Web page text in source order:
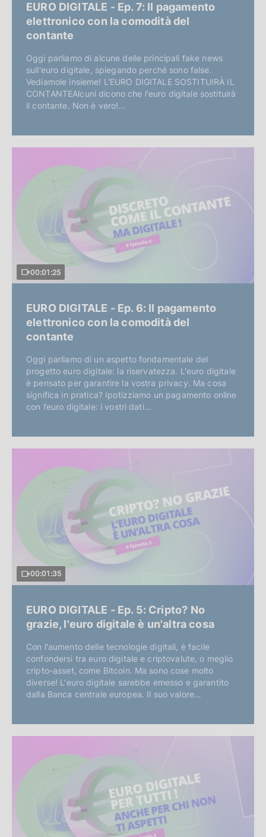
EURO DIGITALE - Ep. 7: Il pagamento
elettronico con la comodità del
contante
Oggi parliamo di alcune delle principali fake news
sull'euro digitale, spiegando perché sono false.
Vediamole insieme! L'EURO DIGITALE SOSTITUIRÀ IL
CONTANTEAlcuni dicono che l'euro digitale sostituirà
il contante. Non è vero!…
00:01:25
EURO DIGITALE - Ep. 6: Il pagamento
elettronico con la comodità del
contante
Oggi parliamo di un aspetto fondamentale del
progetto euro digitale: la riservatezza. L'euro digitale
è pensato per garantire la vostra privacy. Ma cosa
significa in pratica? Ipotizziamo un pagamento online
con l’euro digitale: i vostri dati…
00:01:35
EURO DIGITALE - Ep. 5: Cripto? No
grazie, l'euro digitale è un'altra cosa
Con l'aumento delle tecnologie digitali, è facile
confondersi tra euro digitale e criptovalute, o meglio
cripto-asset, come Bitcoin. Ma sono cose molto
diverse! L'euro digitale sarebbe emesso e garantito
dalla Banca centrale europea. Il suo valore…